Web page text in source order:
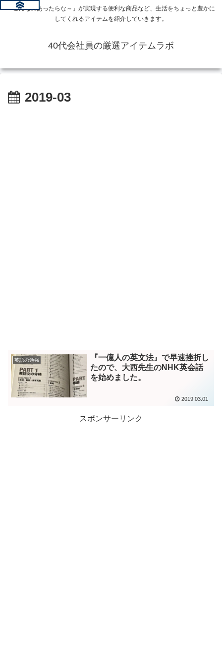
「こんなのあったらな～」が実現する便利な商品など、生活をちょっと豊かに
してくれるアイテムを紹介していきます。
40代会社員の厳選アイテムラボ
2019-03
英語の勉強
『一億人の英文法』で早速挫折し
たので、大西先生のNHK英会話
を始めました。
2019.03.01
スポンサーリンク